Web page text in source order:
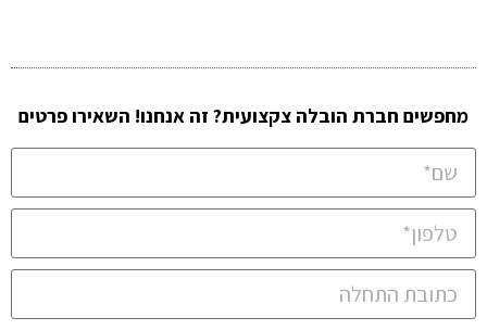
מחפשים חברת הובלה צקצועית? זה אנחנו! השאירו פרטים